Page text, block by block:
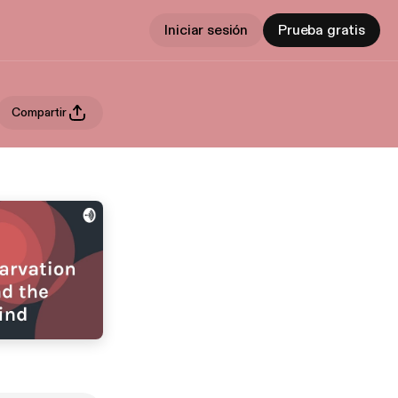
Iniciar sesión Prueba gratis
Compartir